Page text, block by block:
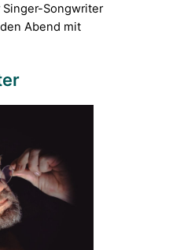
Songwriter
Abend mit